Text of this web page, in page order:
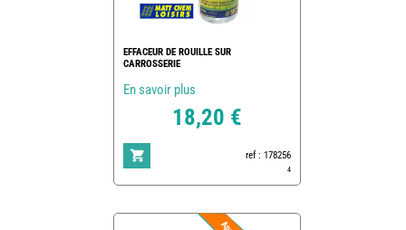
EFFACEUR DE ROUILLE SUR
CARROSSERIE
En savoir plus
18,20 €
ref : 178256
4